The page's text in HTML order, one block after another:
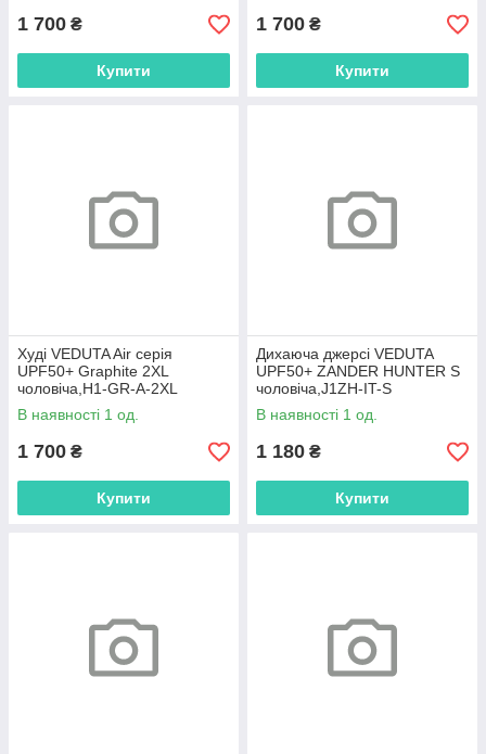
1 700 ₴
Купити
1 700 ₴
Купити
Худі VEDUTA Air серія
UPF50+ Graphite 2XL
чоловіча,H1-GR-A-2XL
В наявності 1 од.
1 700 ₴
Купити
Дихаюча джерсі VEDUTA
UPF50+ ZANDER HUNTER S
чоловіча,J1ZH-IT-S
В наявності 1 од.
1 180 ₴
Купити